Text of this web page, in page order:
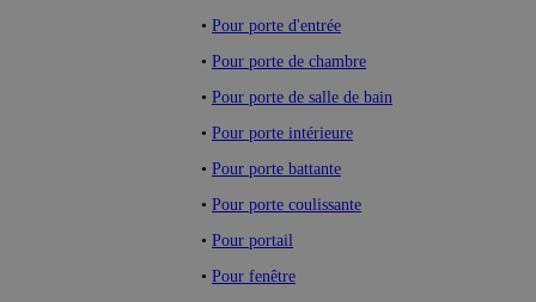
• Pour porte d'entrée
• Pour porte de chambre
• Pour porte de salle de bain
• Pour porte intérieure
• Pour porte battante
• Pour porte coulissante
• Pour portail
• Pour fenêtre